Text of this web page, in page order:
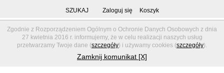
Zgodnie z Rozporządzeniem Ogólnym o Ochronie Danych Osobowych z dnia
27 kwietnia 2016 r. informujemy, że w celu realizacji naszych usług
przetwarzamy Twoje dane (szczegóły) i używamy cookies (szczegóły).
Zamknij komunikat [X]
SZUKAJ Zaloguj się Koszyk